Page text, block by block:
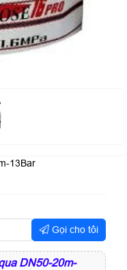
13Bar
Gọi cho tôi
DN50-20m-